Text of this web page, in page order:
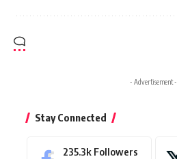
- Advertisement -
Stay Connected
235.3k Followers